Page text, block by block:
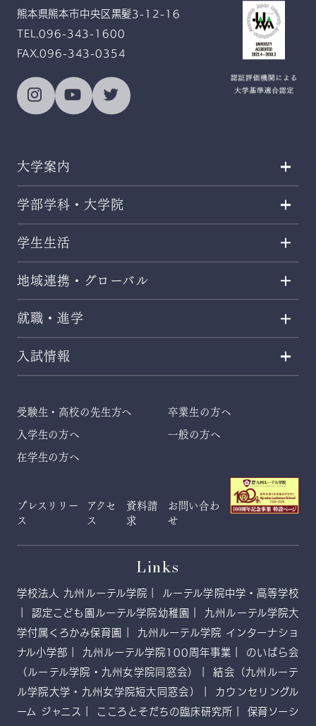
熊本県熊本市中央区黒髪3-12-16
TEL.096-343-1600
FAX.096-343-0354
大学案内
学部学科・大学院
学生生活
地域連携・グローバル
就職・進学
入試情報
受験生・高校の先生方へ
入学生の方へ
在学生の方へ
卒業生の方へ
一般の方へ
プレスリリー
ス
アクセ
ス
資料請
求
お問い合わ
せ
Links
学校法人 九州ルーテル学院
ルーテル学院中学・高等学校
認定こども園ルーテル学院幼稚園
九州ルーテル学院大
学付属くろかみ保育園
九州ルーテル学院 インターナショ
ナル小学部
九州ルーテル学院100周年事業
のいばら会
（ルーテル学院・九州女学院同窓会）
結会（九州ルーテ
ル学院大学・九州女学院短大同窓会）
カウンセリングル
ーム ジャニス
こころとそだちの臨床研究所 保育ソーシ